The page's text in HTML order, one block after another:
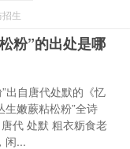
招生
粉”的出处是哪
出自唐代处默的《忆
生嫩蕨粘松粉”全诗
唐代 处默 粗衣粝食老
闲...